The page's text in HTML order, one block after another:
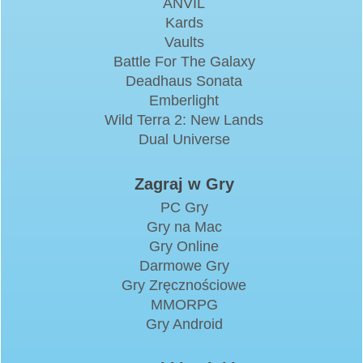
ANVIL
Kards
Vaults
Battle For The Galaxy
Deadhaus Sonata
Emberlight
Wild Terra 2: New Lands
Dual Universe
Zagraj w Gry
PC Gry
Gry na Mac
Gry Online
Darmowe Gry
Gry Zręcznościowe
MMORPG
Gry Android